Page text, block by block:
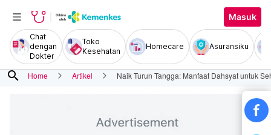
Masuk
Chat
dengan
Dokter
Toko
Kesehatan
Homecare Asuransiku
search Home Artikel Naik Turun Tangga: Manfaat Dahsyat untuk